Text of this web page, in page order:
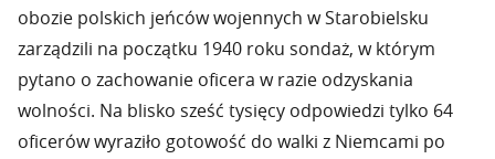
obozie polskich jeńców wojennych w Starobielsku
zarządzili na początku 1940 roku sondaż, w którym
pytano o zachowanie oficera w razie odzyskania
wolności. Na blisko sześć tysięcy odpowiedzi tylko 64
oficerów wyraziło gotowość do walki z Niemcami po